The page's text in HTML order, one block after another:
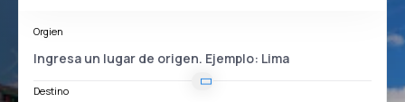
Orgien
Destino